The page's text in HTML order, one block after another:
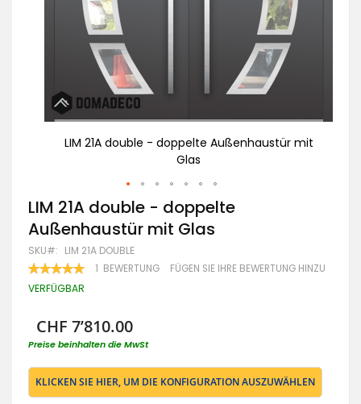
LIM 21A double - doppelte Außenhaustür mit
Glas
Zum
Anfang
der
Bildgalerie
springen
LIM 21A double - doppelte
Außenhaustür mit Glas
SKU LIM 21A DOUBLE
BEWERTUNG:
100
1 BEWERTUNG FÜGEN SIE IHRE BEWERTUNG HINZU
VERFÜGBAR
CHF 7’810.00
Preise beinhalten die MwSt
KLICKEN SIE HIER, UM DIE KONFIGURATION AUSZUWÄHLEN